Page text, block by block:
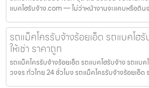
แบคโฮรับจ้าง.com — ไม่ว่าหน้างานจะแคบหรือดิน
รถแม็คโครรับจ้างร้อยเอ็ด รถแบคโฮ
ให้เช่า ราคาถูก
รถแม็คโครรับจ้างร้อยเอ็ด รถแบคโฮรับจ้าง รถแบค
วงจร ทั่วไทย 24 ชั่วโมง รถแม็คโครรับจ้างร้อยเอ็ด